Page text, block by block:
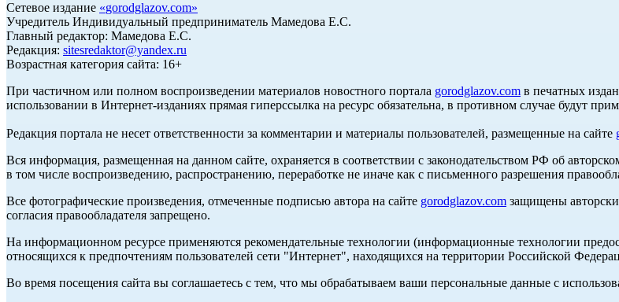
Сетевое издание «gorodglazov.com»
Учредитель Индивидуальный предприниматель Мамедова Е.С.
Главный редактор: Мамедова Е.С.
Редакция: sitesredaktor@yandex.ru
Возрастная категория сайта: 16+
При частичном или полном воспроизведении материалов новостного портала gorodglazov.com в печатных
использовании в Интернет-изданиях прямая гиперссылка на ресурс обязательна, в противном случае будут
Редакция портала не несет ответственности за комментарии и материалы пользователей, размещенные на сайте
Вся информация, размещенная на данном сайте, охраняется в соответствии с законодательством РФ об
в том числе воспроизведению, распространению, переработке не иначе как с письменного разрешения
Все фотографические произведения, отмеченные подписью автора на сайте gorodglazov.com защищены
согласия правообладателя запрещено.
На информационном ресурсе применяются рекомендательные технологии (информационные технологии
относящихся к предпочтениям пользователей сети "Интернет", находящихся на территории Российской
Во время посещения сайта вы соглашаетесь с тем, что мы обрабатываем ваши персональные данные с